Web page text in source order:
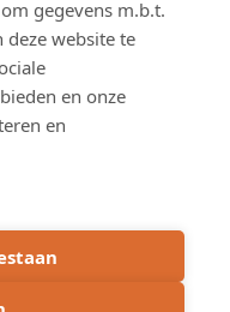
gegevens m.b.t.
deze website te
en onze
en
contact